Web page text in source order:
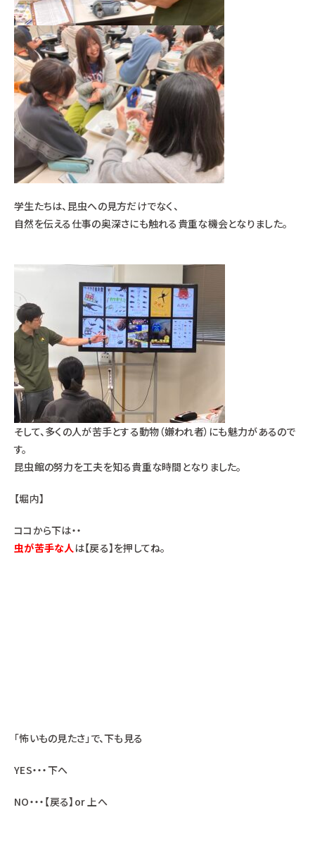
学生たちは、昆虫への見方だけでなく、
自然を伝える仕事の奥深さにも触れる貴重な機会となりました。
そして、多くの人が苦手とする動物（嫌われ者）にも魅力があるので
す。
昆虫館の努力を工夫を知る貴重な時間となりました。
【堀内】
ココから下は・・
虫が苦手な人は【戻る】を押してね。
「怖いもの見たさ」で、下も見る
YES・・・下へ
NO・・・【戻る】or 上へ